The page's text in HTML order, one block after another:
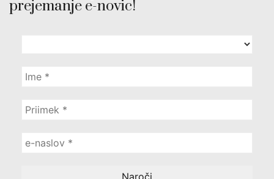
prejemanje e-novic!